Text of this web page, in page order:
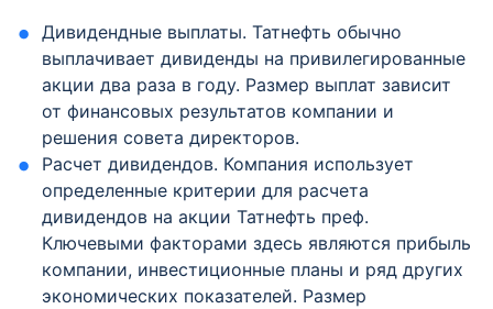
Дивидендные выплаты. Татнефть обычно
выплачивает дивиденды на привилегированные
акции два раза в году. Размер выплат зависит
от финансовых результатов компании и
решения совета директоров.
Расчет дивидендов. Компания использует
определенные критерии для расчета
дивидендов на акции Татнефть преф.
Ключевыми факторами здесь являются прибыль
компании, инвестиционные планы и ряд других
экономических показателей. Размер